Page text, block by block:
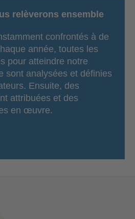
relèverons ensemble
confrontés à de
année, toutes les
pour atteindre notre
sont analysées et définies
Ensuite, des
attribuées et des
en œuvre.